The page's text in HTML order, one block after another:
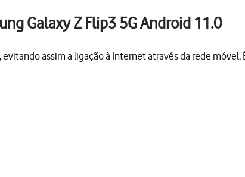
Galaxy Z Flip3 5G Android 11.0
assim a ligação à Internet através da rede móvel.